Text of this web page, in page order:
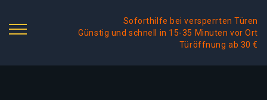
Soforthilfe bei versperrten Türen
Günstig und schnell in 15-35 Minuten vor Ort
Türöffnung ab 30 €